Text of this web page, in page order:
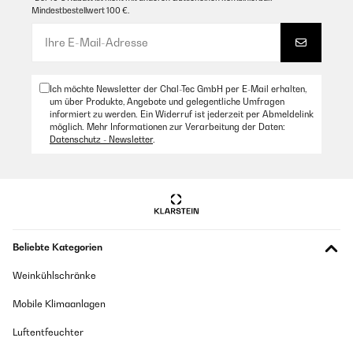
Mindestbestellwert 100 €.
Ich möchte Newsletter der Chal-Tec GmbH per E-Mail erhalten,
um über Produkte, Angebote und gelegentliche Umfragen
informiert zu werden. Ein Widerruf ist jederzeit per Abmeldelink
möglich. Mehr Informationen zur Verarbeitung der Daten:
Datenschutz - Newsletter.
Beliebte Kategorien
Weinkühlschränke
Mobile Klimaanlagen
Luftentfeuchter